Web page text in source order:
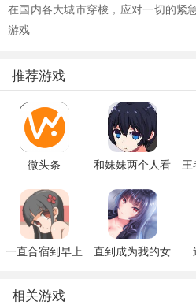
在国内各大城市穿梭，应对一切的紧
游戏
推荐游戏
微头条
和妹妹两个人看
王
一直合宿到早上
直到成为我的女
相关游戏